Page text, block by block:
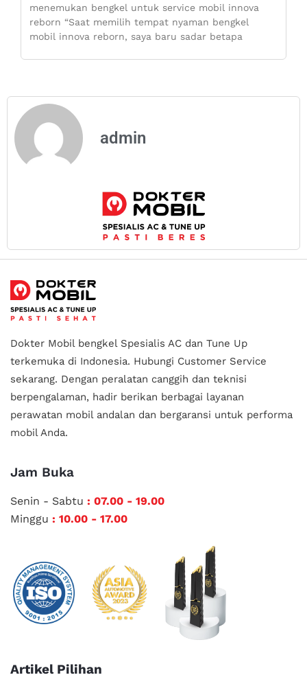
menemukan bengkel untuk service mobil innova
reborn “Saat memilih tempat nyaman bengkel
mobil innova reborn, saya baru sadar betapa
admin
Dokter Mobil bengkel Spesialis AC dan Tune Up
terkemuka di Indonesia. Hubungi Customer Service
sekarang. Dengan peralatan canggih dan teknisi
berpengalaman, hadir berikan berbagai layanan
perawatan mobil andalan dan bergaransi untuk performa
mobil Anda.
Jam Buka
Senin - Sabtu : 07.00 - 19.00
Minggu : 10.00 - 17.00
Artikel Pilihan